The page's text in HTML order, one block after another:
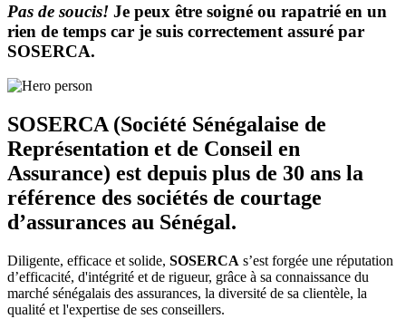
Pas de soucis! Je peux être soigné ou rapatrié en un
rien de temps car je suis correctement assuré par
SOSERCA.
SOSERCA (Société Sénégalaise de
Représentation et de Conseil en
Assurance) est depuis plus de 30 ans la
référence des sociétés de courtage
d’assurances au Sénégal.
Diligente, efficace et solide, SOSERCA s’est forgée une réputation
d’efficacité, d'intégrité et de rigueur, grâce à sa connaissance du
marché sénégalais des assurances, la diversité de sa clientèle, la
qualité et l'expertise de ses conseillers.